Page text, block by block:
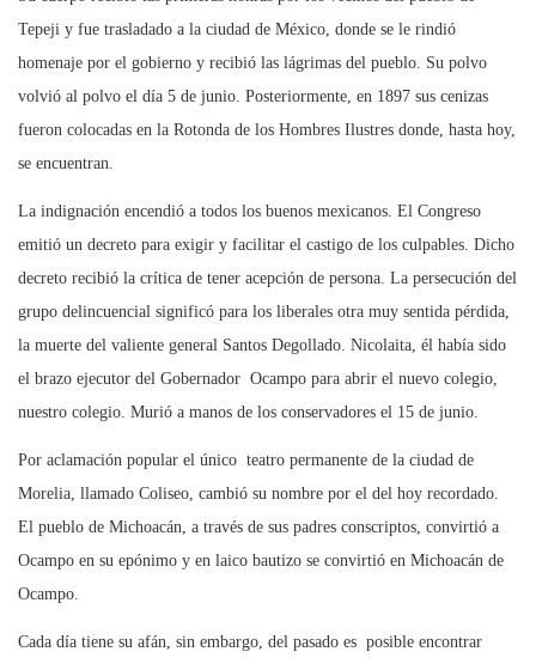
Tepeji y fue trasladado a la ciudad de México, donde se le rindió
homenaje por el gobierno y recibió las lágrimas del pueblo. Su polvo
volvió al polvo el día 5 de junio. Posteriormente, en 1897 sus cenizas
fueron colocadas en la Rotonda de los Hombres Ilustres donde, hasta hoy,
se encuentran.
La indignación encendió a todos los buenos mexicanos. El Congreso
emitió un decreto para exigir y facilitar el castigo de los culpables. Dicho
decreto recibió la crítica de tener acepción de persona. La persecución del
grupo delincuencial significó para los liberales otra muy sentida pérdida,
la muerte del valiente general Santos Degollado. Nicolaita, él había sido
el brazo ejecutor del Gobernador Ocampo para abrir el nuevo colegio,
nuestro colegio. Murió a manos de los conservadores el 15 de junio.
Por aclamación popular el único teatro permanente de la ciudad de
Morelia, llamado Coliseo, cambió su nombre por el del hoy recordado.
El pueblo de Michoacán, a través de sus padres conscriptos, convirtió a
Ocampo en su epónimo y en laico bautizo se convirtió en Michoacán de
Ocampo.
Cada día tiene su afán, sin embargo, del pasado es posible encontrar